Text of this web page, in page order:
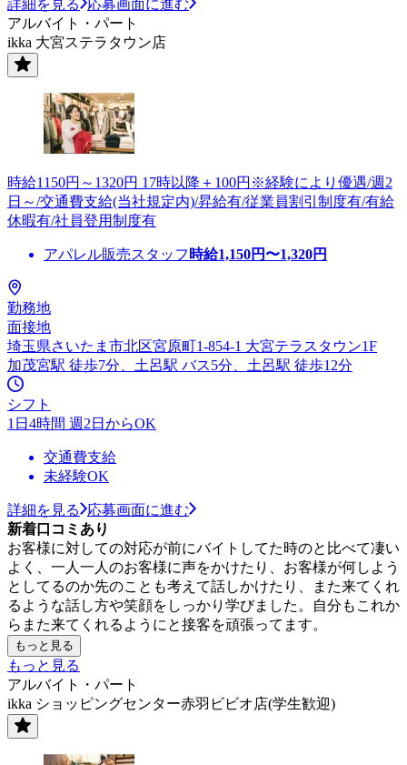
詳細を見る
応募画面に進む
アルバイト・パート
ikka 大宮ステラタウン店
時給1150円～1320円 17時以降＋100円※経験により優遇/週2
日～/交通費支給(当社規定内)/昇給有/従業員割引制度有/有給
休暇有/社員登用制度有
アパレル販売スタッフ 時給1,150円〜1,320円
勤務地
面接地
埼玉県さいたま市北区宮原町1-854-1 大宮テラスタウン1F
加茂宮駅 徒歩7分、土呂駅 バス5分、土呂駅 徒歩12分
シフト
1日4時間 週2日からOK
交通費支給
未経験OK
詳細を見る
応募画面に進む
新着口コミあり
お客様に対しての対応が前にバイトしてた時のと比べて凄い
よく、一人一人のお客様に声をかけたり、お客様が何しよう
としてるのか先のことも考えて話しかけたり、また来てくれ
るような話し方や笑顔をしっかり学びました。自分もこれか
らまた来てくれるようにと接客を頑張ってます。
もっと見る
もっと見る
アルバイト・パート
ikka ショッピングセンター赤羽ビビオ店(学生歓迎)